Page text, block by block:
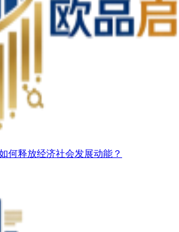
何释放经济社会发展动能？